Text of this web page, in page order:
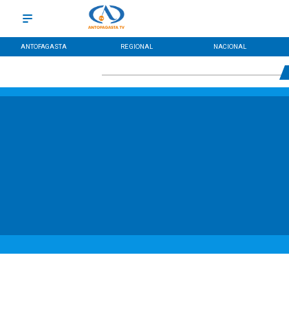
ANTOFAGASTA REGIONAL NACIONAL